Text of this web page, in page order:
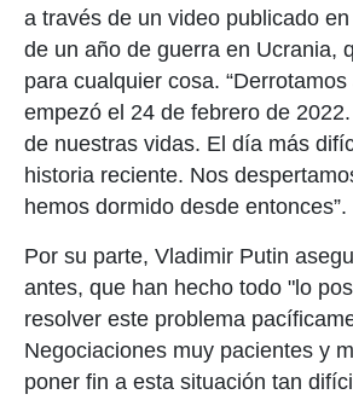
a través de un video publicado
de un año de guerra en Ucrania,
para cualquier cosa.
empezó el 24 de febrero de
de nuestras vidas. El día más
historia reciente. Nos
hemos dormido desde entonces”.
Por su parte, Vladimir Putin
antes, que han hecho todo "lo
resolver este problema
Negociaciones muy pacientes y
poner fin a esta situación tan